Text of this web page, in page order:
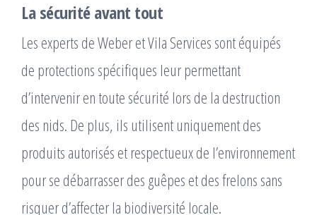
La sécurité avant tout
Les experts de Weber et Vila Services sont équipés
de protections spécifiques leur permettant
d’intervenir en toute sécurité lors de la destruction
des nids. De plus, ils utilisent uniquement des
produits autorisés et respectueux de l’environnement
pour se débarrasser des guêpes et des frelons sans
risquer d’affecter la biodiversité locale.